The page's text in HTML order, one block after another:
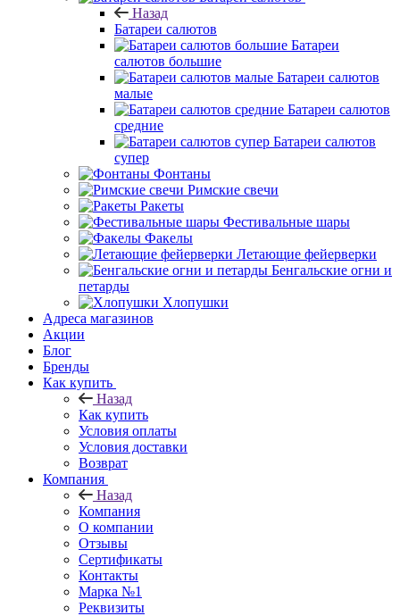
Назад
Батареи салютов
Батареи
салютов большие
Батареи салютов
малые
Батареи салютов
средние
Батареи салютов
супер
Фонтаны
Римские свечи
Ракеты
Фестивальные шары
Факелы
Летающие фейерверки
Бенгальские огни и
петарды
Хлопушки
Адреса магазинов
Акции
Блог
Бренды
Как купить
Назад
Как купить
Условия оплаты
Условия доставки
Возврат
Компания
Назад
Компания
О компании
Отзывы
Сертификаты
Контакты
Марка №1
Реквизиты